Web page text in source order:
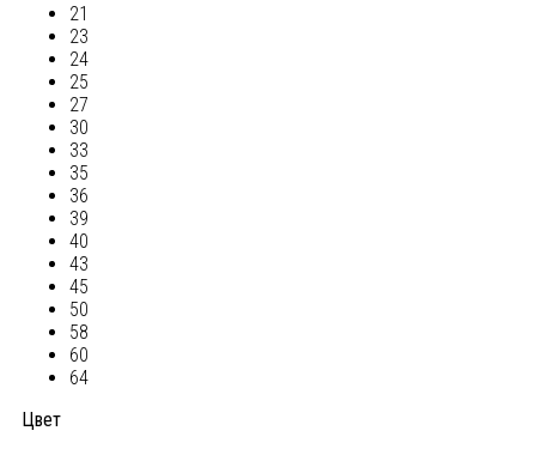
21
23
24
25
27
30
33
35
36
39
40
43
45
50
58
60
64
Цвет